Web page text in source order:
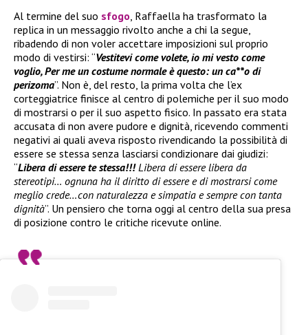
Al termine del suo sfogo , Raffaella ha trasformato la
replica in un messaggio rivolto anche a chi la segue,
ribadendo di non voler accettare imposizioni sul proprio
modo di vestirsi: “Vestitevi come volete, io mi vesto come
voglio, Per me un costume normale è questo: un ca**o di
perizoma”. Non è, del resto, la prima volta che l’ex
corteggiatrice finisce al centro di polemiche per il suo modo
di mostrarsi o per il suo aspetto fisico. In passato era stata
accusata di non avere pudore e dignità, ricevendo commenti
negativi ai quali aveva risposto rivendicando la possibilità di
essere se stessa senza lasciarsi condizionare dai giudizi:
“Libera di essere te stessa!!!Libera di essere libera da
stereotipi… ognuna ha il diritto di essere e di mostrarsi come
meglio crede…con naturalezza e simpatia e sempre con tanta
dignità”. Un pensiero che torna oggi al centro della sua presa
di posizione contro le critiche ricevute online.